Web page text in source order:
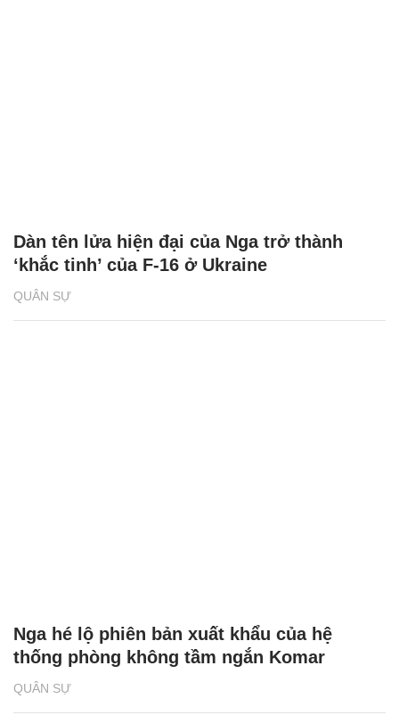
QUÂN SỰ
Dàn tên lửa hiện đại của Nga trở thành
‘khắc tinh’ của F-16 ở Ukraine
QUÂN SỰ
Nga hé lộ phiên bản xuất khẩu của hệ
thống phòng không tầm ngắn Komar